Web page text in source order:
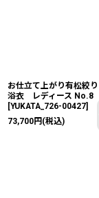
お仕立て上がり有松絞り
浴衣 レディース No.8
[YUKATA_726-00427]
73,700円 (税込)